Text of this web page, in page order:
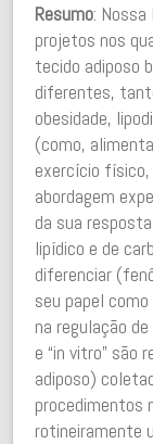
Resumo:
projetos nos
tecido adiposo
diferentes,
obesidade,
(como,
exercício
abordagem
da sua
lipídico e de
diferenciar
seu papel
na regulação
e “in vitro” são
adiposo)
procedimentos
rotineiramente